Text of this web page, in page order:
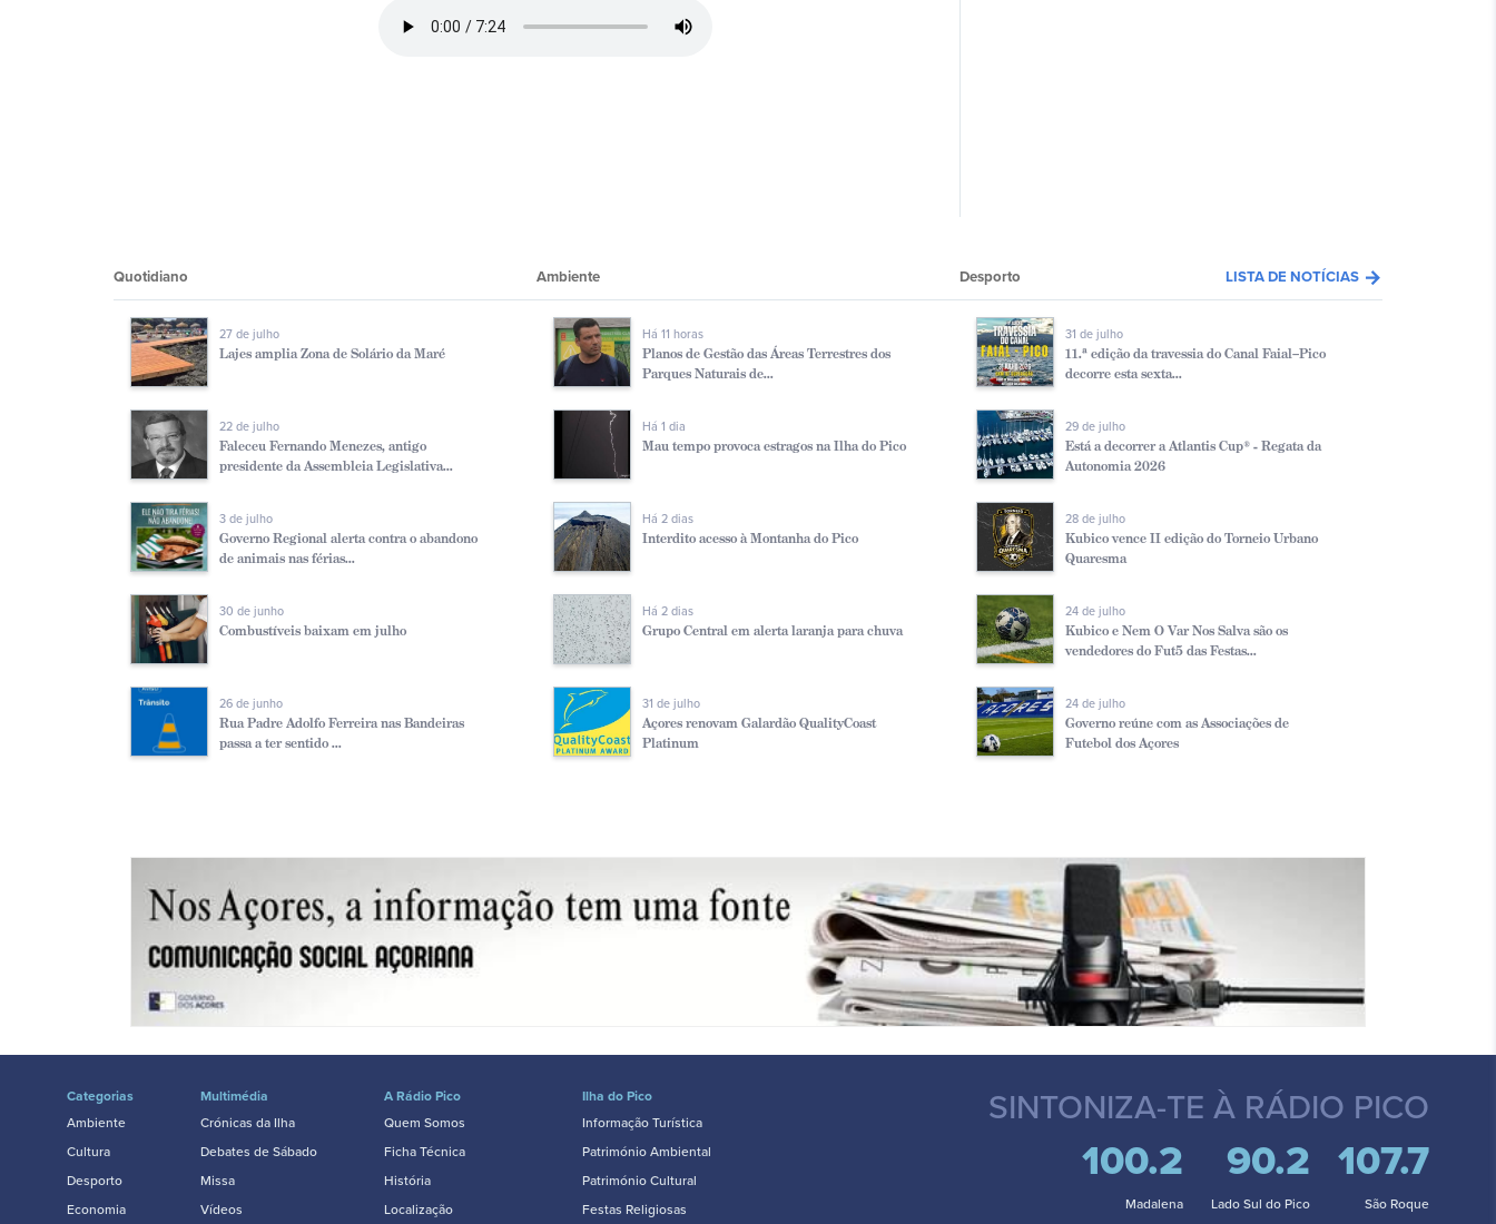
Quotidiano Ambiente Desporto LISTA DE NOTÍCIAS arrow_forward
27 de julho
Lajes amplia Zona de Solário da Maré
22 de julho
Faleceu Fernando Menezes, antigo
presidente da Assembleia Legislativa...
3 de julho
Governo Regional alerta contra o abandono
de animais nas férias...
30 de junho
Combustíveis baixam em julho
26 de junho
Rua Padre Adolfo Ferreira nas Bandeiras
passa a ter sentido ...
Há 11 horas
Planos de Gestão das Áreas Terrestres dos
Parques Naturais de...
Há 1 dia
Mau tempo provoca estragos na Ilha do Pico
Há 2 dias
Interdito acesso à Montanha do Pico
Há 2 dias
Grupo Central em alerta laranja para chuva
31 de julho
Açores renovam Galardão QualityCoast
Platinum
31 de julho
11.ª edição da travessia do Canal Faial–Pico
decorre esta sexta...
29 de julho
Está a decorrer a Atlantis Cup® - Regata da
Autonomia 2026
28 de julho
Kubico vence II edição do Torneio Urbano
Quaresma
24 de julho
Kubico e Nem O Var Nos Salva são os
vendedores do Fut5 das Festas...
24 de julho
Governo reúne com as Associações de
Futebol dos Açores
Categorias
Ambiente
Cultura
Desporto
Economia
Multimédia
Crónicas da Ilha
Debates de Sábado
Missa
Vídeos
A Rádio Pico
Quem Somos
Ficha Técnica
História
Localização
Ilha do Pico
Informação Turística
Património Ambiental
Património Cultural
Festas Religiosas
SINTONIZA-TE À RÁDIO PICO
100.2
Madalena
90.2
Lado Sul do Pico
107.7
São Roque